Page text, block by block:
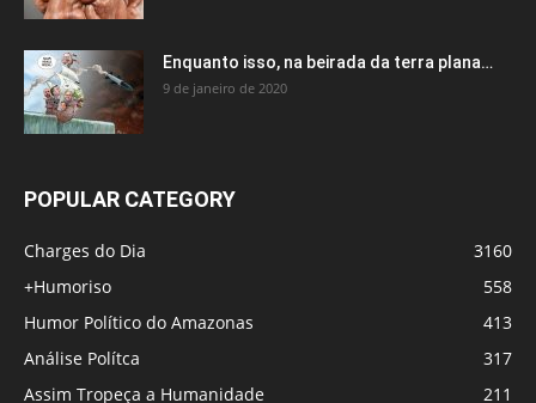
Enquanto isso, na beirada da terra plana…
9 de janeiro de 2020
POPULAR CATEGORY
Charges do Dia
3160
+Humoriso
558
Humor Político do Amazonas
413
Análise Polítca
317
Assim Tropeça a Humanidade
211